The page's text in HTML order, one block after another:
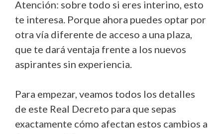
Atención: sobre todo si eres interino, esto
te interesa. Porque ahora puedes optar por
otra vía diferente de acceso a una plaza,
que te dará ventaja frente a los nuevos
aspirantes sin experiencia.
Para empezar, veamos todos los detalles
de este Real Decreto para que sepas
exactamente cómo afectan estos cambios a